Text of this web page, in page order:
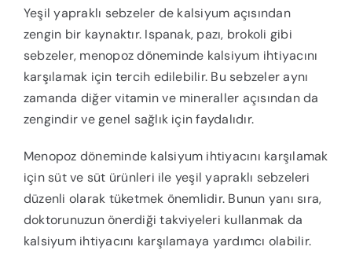
Yeşil yapraklı sebzeler de kalsiyum açısından
zengin bir kaynaktır. Ispanak, pazı, brokoli gibi
sebzeler, menopoz döneminde kalsiyum ihtiyacını
karşılamak için tercih edilebilir. Bu sebzeler aynı
zamanda diğer vitamin ve mineraller açısından da
zengindir ve genel sağlık için faydalıdır.
Menopoz döneminde kalsiyum ihtiyacını karşılamak
için süt ve süt ürünleri ile yeşil yapraklı sebzeleri
düzenli olarak tüketmek önemlidir. Bunun yanı sıra,
doktorunuzun önerdiği takviyeleri kullanmak da
kalsiyum ihtiyacını karşılamaya yardımcı olabilir.